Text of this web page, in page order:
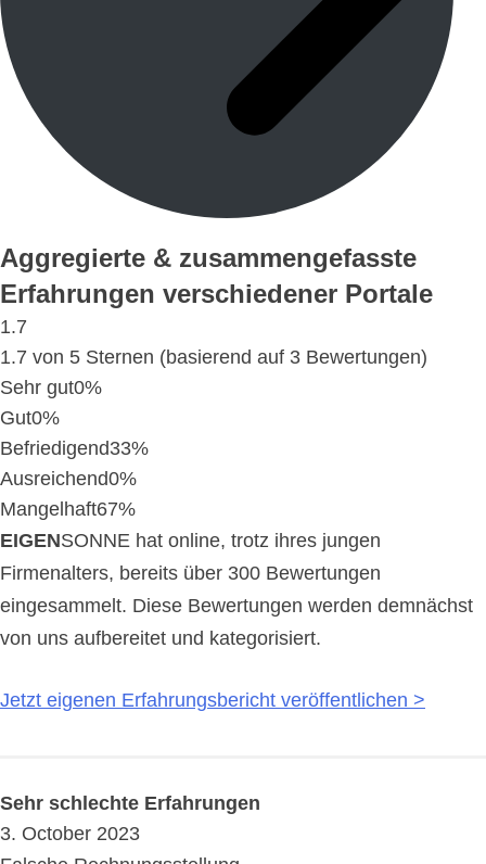
Aggregierte & zusammengefasste
Erfahrungen verschiedener Portale
1.7
1.7 von 5 Sternen (basierend auf 3 Bewertungen)
Sehr gut0%
Gut0%
Befriedigend33%
Ausreichend0%
Mangelhaft67%
EIGENSONNE hat online, trotz ihres jungen
Firmenalters, bereits über 300 Bewertungen
eingesammelt. Diese Bewertungen werden demnächst
von uns aufbereitet und kategorisiert.
Jetzt eigenen Erfahrungsbericht veröffentlichen >
Sehr schlechte Erfahrungen
3. October 2023